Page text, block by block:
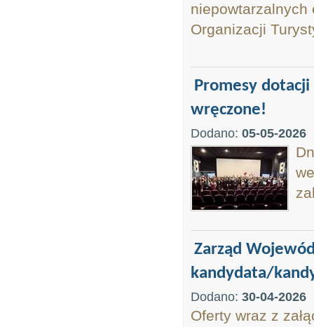
niepowtarzalnych
Organizacji
Promesy
wręczone!
Dodano: 05-05-2026
Zarząd
kandydata/
Dodano: 30-04-2026
Oferty wraz z